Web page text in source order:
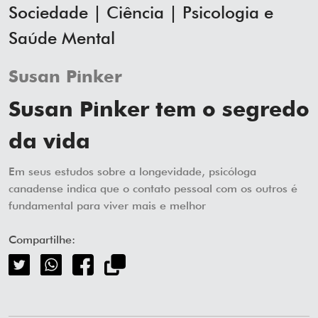
Sociedade | Ciência | Psicologia e
Saúde Mental
Susan Pinker
Susan Pinker tem o segredo
da vida
Em seus estudos sobre a longevidade, psicóloga
canadense indica que o contato pessoal com os outros é
fundamental para viver mais e melhor
Compartilhe: